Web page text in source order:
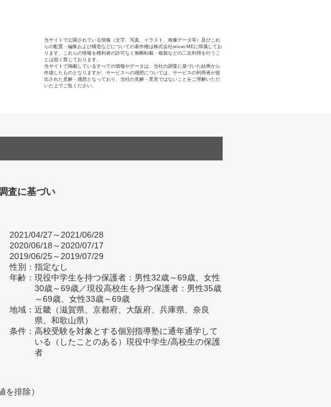
当サイトで公開されている情報（文字、写真、イラスト、画像データ等）及びこれ
らの配置・編集および構造などについての著作権は株式会社oricon MEに帰属してお
ります。これらの情報を権利者の許可なく無断転載・複製などの二次利用を行うこ
とは固く禁じております。
当サイトで掲載しているすべての情報やデータは、当社の調査に基づいた結果から
作成したものとなりますが、サービスへの感想については、サービスの利用者が提
出された見解・感想となっており、当社の見解・意見ではないことをご理解いただ
いた上でご覧ください。
査に基づい
2021/04/27～2021/06/28
2020/06/18～2020/07/17
2019/06/25～2019/07/29
性別：指定なし
年齢：現役中学生を持つ保護者：男性32歳～69歳、女性
30歳～69歳／現役高校生を持つ保護者：男性35歳
～69歳、女性33歳～69歳
地域：近畿（滋賀県、京都府、大阪府、兵庫県、奈良
県、和歌山県）
条件：高校受験を対象とする個別指導塾に通年通学して
いる（したことのある）現役中学生/高校生の保護
者
排除）